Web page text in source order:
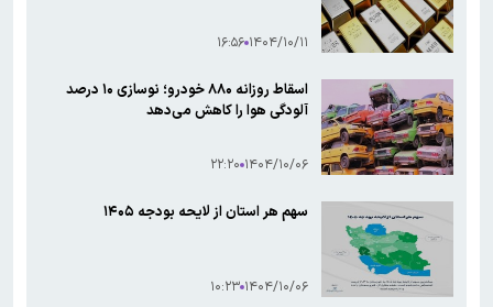
۱۴۰۴/۱۰/۱۱ ۱۶:۵۶
اسقاط روزانه ۸۸۰ خودرو؛ نوسازی ۱۰ درصد
آلودگی هوا را کاهش می‌دهد
۱۴۰۴/۱۰/۰۶ ۲۲:۲۰
سهم هر استان از لایحه بودجه ۱۴۰۵
۱۴۰۴/۱۰/۰۶ ۱۰:۲۳